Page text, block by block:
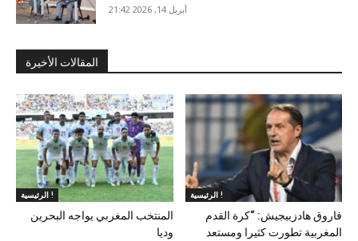
أبريل 14, 2026 21:42
المقالات الأخيرة
الرئيسية !
المنتخب المغربي يواجه البحرين
وديا
الرئيسية !
فاروق هادزبيجيش: “كرة القدم
المغربية تطورت كثيرا ومستعد